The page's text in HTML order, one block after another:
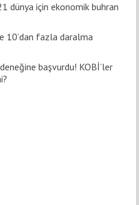
dünya için ekonomik buhran
10’dan fazla daralma
başvurdu! KOBİ’ler